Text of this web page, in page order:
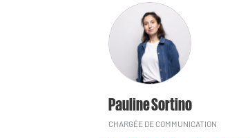
Pauline Sortino
CHARGÉE DE COMMUNICATION